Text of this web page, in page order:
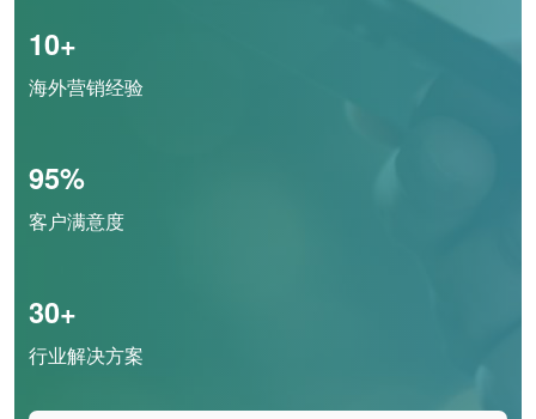
10+
海外营销经验
95%
客户满意度
30+
行业解决方案